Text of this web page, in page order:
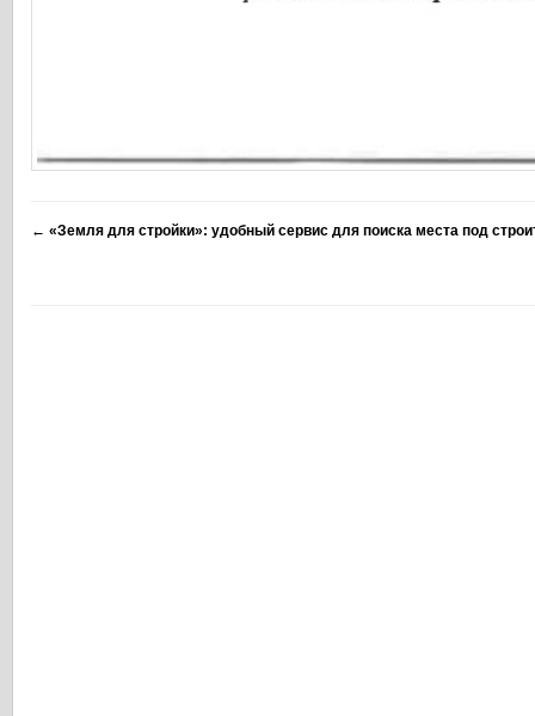
← «Земля для стройки»: удобный сервис для поиска места под